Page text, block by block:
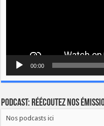
00:00
Podcast: Réécoutez nos
Nos podcasts ici